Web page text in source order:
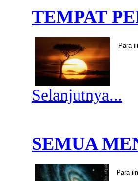
TEMPAT
Para
Selanjutnya...
SEMUA
Para